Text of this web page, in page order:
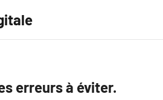
erreurs à éviter.